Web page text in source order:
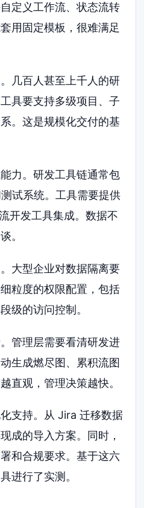
定义工作流、状态流转
用固定模板，很难满足
几百人甚至上千人的研
具要支持多级项目、子
。这是规模化交付的基
力。研发工具链通常包
试系统。工具需要提供
开发工具集成。数据不
。
大型企业对数据隔离要
粒度的权限配置，包括
级的访问控制。
管理层需要看清研发进
生成燃尽图、累积流图
直观，管理决策越快。
支持。从 Jira 迁移数据
成的导入方案。同时，
和合规要求。基于这六
进行了实测。